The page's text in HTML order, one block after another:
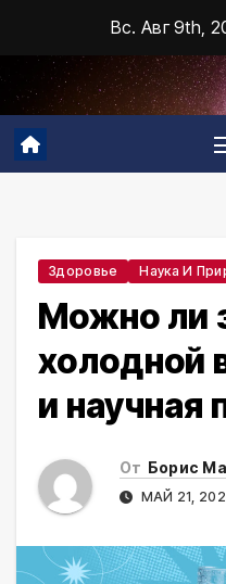
содержимому
Вс. Авг 9th,
Здоровье Наука И
Можно ли
и научная
От Борис
МАЙ 21,